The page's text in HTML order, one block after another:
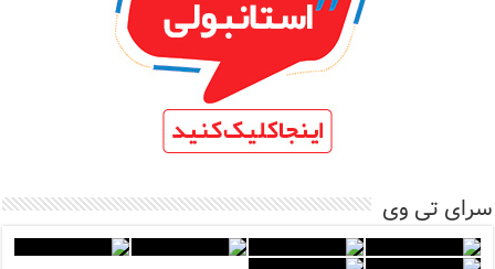
سرای تی وی